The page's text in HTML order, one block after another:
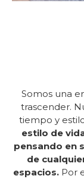
Somos una
trascender.
tiempo y
estilo de
pensando en
de
espacios. Por